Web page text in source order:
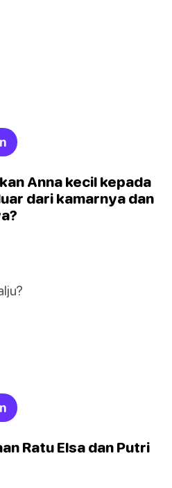
Anna kecil kepada
dari kamarnya dan
Ratu Elsa dan Putri